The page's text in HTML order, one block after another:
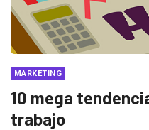
MARKETING
10 mega
trabajo